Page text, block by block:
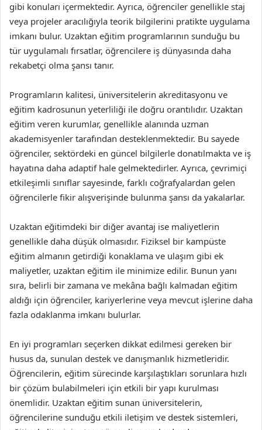
gibi konuları içermektedir. Ayrıca, öğrenciler genellikle staj
veya projeler aracılığıyla teorik bilgilerini pratikte uygulama
imkanı bulur. Uzaktan eğitim programlarının sunduğu bu
tür uygulamalı fırsatlar, öğrencilere iş dünyasında daha
rekabetçi olma şansı tanır.
Programların kalitesi, üniversitelerin akreditasyonu ve
eğitim kadrosunun yeterliliği ile doğru orantılıdır. Uzaktan
eğitim veren kurumlar, genellikle alanında uzman
akademisyenler tarafından desteklenmektedir. Bu sayede
öğrenciler, sektördeki en güncel bilgilerle donatılmakta ve iş
hayatına daha adaptif hale gelmektedirler. Ayrıca, çevrimiçi
etkileşimli sınıflar sayesinde, farklı coğrafyalardan gelen
öğrencilerle fikir alışverişinde bulunma şansı da yakalarlar.
Uzaktan eğitimdeki bir diğer avantaj ise maliyetlerin
genellikle daha düşük olmasıdır. Fiziksel bir kampüste
eğitim almanın getirdiği konaklama ve ulaşım gibi ek
maliyetler, uzaktan eğitim ile minimize edilir. Bunun yanı
sıra, belirli bir zamana ve mekâna bağlı kalmadan eğitim
aldığı için öğrenciler, kariyerlerine veya mevcut işlerine daha
fazla odaklanma imkanı bulurlar.
En iyi programları seçerken dikkat edilmesi gereken bir
husus da, sunulan destek ve danışmanlık hizmetleridir.
Öğrencilerin, eğitim sürecinde karşılaştıkları sorunlara hızlı
bir çözüm bulabilmeleri için etkili bir yapı kurulması
önemlidir. Uzaktan eğitim sunan üniversitelerin,
öğrencilerine sunduğu etkili iletişim ve destek sistemleri,